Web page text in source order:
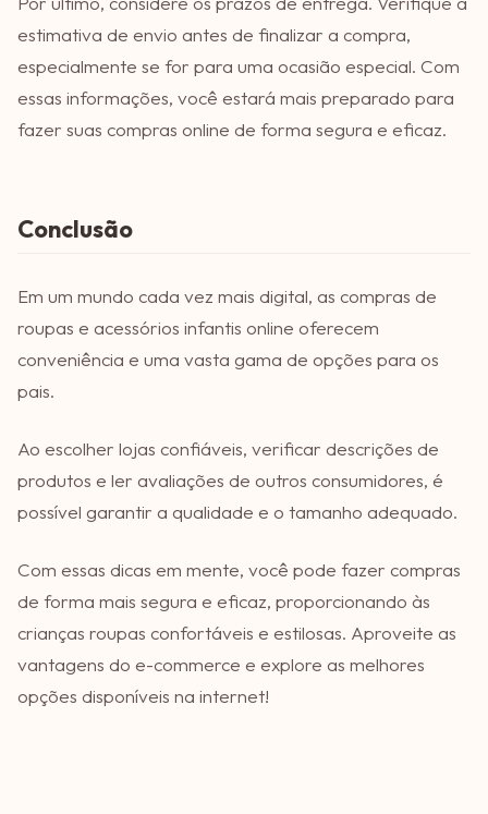
estimativa de envio antes de finalizar a compra,
especialmente se for para uma ocasião especial. Com
essas informações, você estará mais preparado para
fazer suas compras online de forma segura e eficaz.
Conclusão
Em um mundo cada vez mais digital, as compras de
roupas e acessórios infantis online oferecem
conveniência e uma vasta gama de opções para os
pais.
Ao escolher lojas confiáveis, verificar descrições de
produtos e ler avaliações de outros consumidores, é
possível garantir a qualidade e o tamanho adequado.
Com essas dicas em mente, você pode fazer compras
de forma mais segura e eficaz, proporcionando às
crianças roupas confortáveis e estilosas. Aproveite as
vantagens do e-commerce e explore as melhores
opções disponíveis na internet!